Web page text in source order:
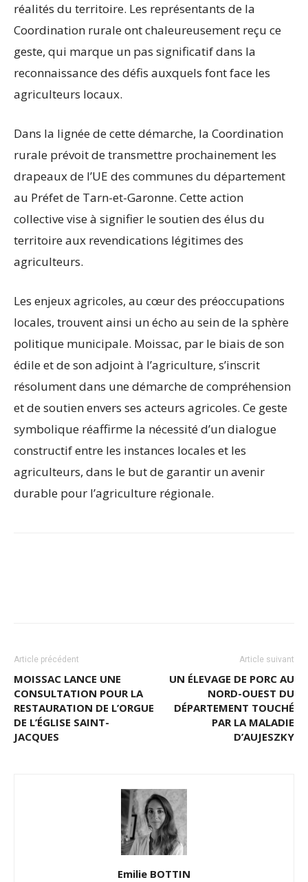
réalités du territoire. Les représentants de la
Coordination rurale ont chaleureusement reçu ce
geste, qui marque un pas significatif dans la
reconnaissance des défis auxquels font face les
agriculteurs locaux.
Dans la lignée de cette démarche, la Coordination
rurale prévoit de transmettre prochainement les
drapeaux de l’UE des communes du département
au Préfet de Tarn-et-Garonne. Cette action
collective vise à signifier le soutien des élus du
territoire aux revendications légitimes des
agriculteurs.
Les enjeux agricoles, au cœur des préoccupations
locales, trouvent ainsi un écho au sein de la sphère
politique municipale. Moissac, par le biais de son
édile et de son adjoint à l’agriculture, s’inscrit
résolument dans une démarche de compréhension
et de soutien envers ses acteurs agricoles. Ce geste
symbolique réaffirme la nécessité d’un dialogue
constructif entre les instances locales et les
agriculteurs, dans le but de garantir un avenir
durable pour l’agriculture régionale.
Article précédent
MOISSAC LANCE UNE
CONSULTATION POUR LA
RESTAURATION DE L’ORGUE
DE L’ÉGLISE SAINT-
JACQUES
Article suivant
UN ÉLEVAGE DE PORC AU
NORD-OUEST DU
DÉPARTEMENT TOUCHÉ
PAR LA MALADIE
D’AUJESZKY
Emilie BOTTIN